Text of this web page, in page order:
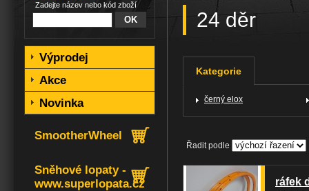
24 děr
Kategorie
černý elox
Řadit podle
ráfek
Zadejte název nebo kód zboží
Výprodej
Akce
Novinka
SmootherWheel
Sněhové lopaty -
www.superlopata.cz